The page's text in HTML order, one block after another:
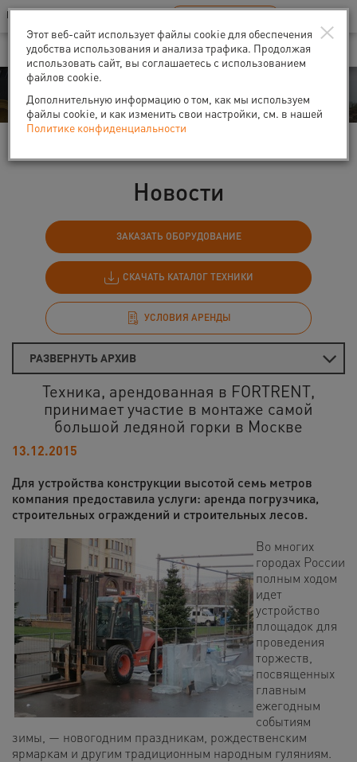
Ваш город:Санкт-Петербург
В Вашем регионе нет наших офисов RU EN
События
Новости
ЗАКАЗАТЬ ОБОРУДОВАНИЕ
СКАЧАТЬ КАТАЛОГ ТЕХНИКИ
УСЛОВИЯ АРЕНДЫ
РАЗВЕРНУТЬ АРХИВ
Техника, арендованная в FORTRENT,
принимает участие в монтаже самой
большой ледяной горки в Москве
13.12.2015
Для устройства конструкции высотой семь метров
компания предоставила услуги: аренда погрузчика,
строительных ограждений и строительных лесов.
Во многих
городах России
полным ходом
идет
устройство
площадок для
проведения
торжеств,
посвященных
главным
ежегодным
событиям
зимы, — новогодним праздникам, рождественским
ярмаркам и другим традиционным народным гуляниям.
×
Этот веб-сайт использует файлы cookie для обеспечения
удобства использования и анализа трафика. Продолжая
использовать сайт, вы соглашаетесь с использованием
файлов cookie.
Дополнительную информацию о том, как мы используем
файлы cookie, и как изменить свои настройки, см. в нашей
Политике конфиденциальности